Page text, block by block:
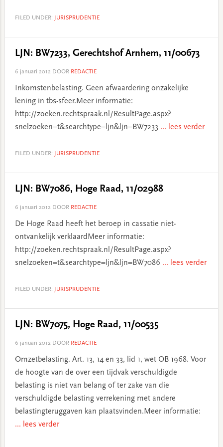
FILED UNDER: JURISPRUDENTIE
LJN: BW7233, Gerechtshof Arnhem, 11/00673
6 januari 2012DOOR REDACTIE
Inkomstenbelasting. Geen afwaardering onzakelijke
lening in tbs-sfeer.Meer informatie:
http://zoeken.rechtspraak.nl/ResultPage.aspx?
snelzoeken=t&searchtype=ljn&ljn=BW7233 ... lees verder
FILED UNDER: JURISPRUDENTIE
LJN: BW7086, Hoge Raad, 11/02988
6 januari 2012DOOR REDACTIE
De Hoge Raad heeft het beroep in cassatie niet-
ontvankelijk verklaardMeer informatie:
http://zoeken.rechtspraak.nl/ResultPage.aspx?
snelzoeken=t&searchtype=ljn&ljn=BW7086 ... lees verder
FILED UNDER: JURISPRUDENTIE
LJN: BW7075, Hoge Raad, 11/00535
6 januari 2012DOOR REDACTIE
Omzetbelasting. Art. 13, 14 en 33, lid 1, wet OB 1968. Voor
de hoogte van de over een tijdvak verschuldigde
belasting is niet van belang of ter zake van die
verschuldigde belasting verrekening met andere
belastingteruggaven kan plaatsvinden.Meer informatie:
... lees verder